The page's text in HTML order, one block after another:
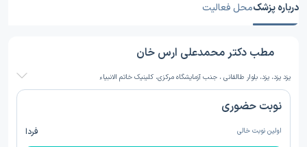
درباره پزشکمحل فعالیت
مطب دکتر محمدعلی ارس خان
یزد یزد، یزد، بلوار طالقانی ، جنب آزمایشگاه مرکزی، کلینیک خاتم الانبیاء
نوبت حضوری
اولین نوبت خالی فردا